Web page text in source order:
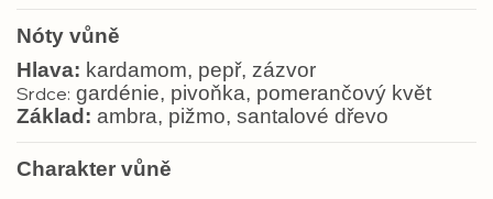
Nóty vůně
Hlava: kardamom, pepř, zázvor
Srdce: gardénie, pivoňka, pomerančový květ
Základ: ambra, pižmo, santalové dřevo
Charakter vůně